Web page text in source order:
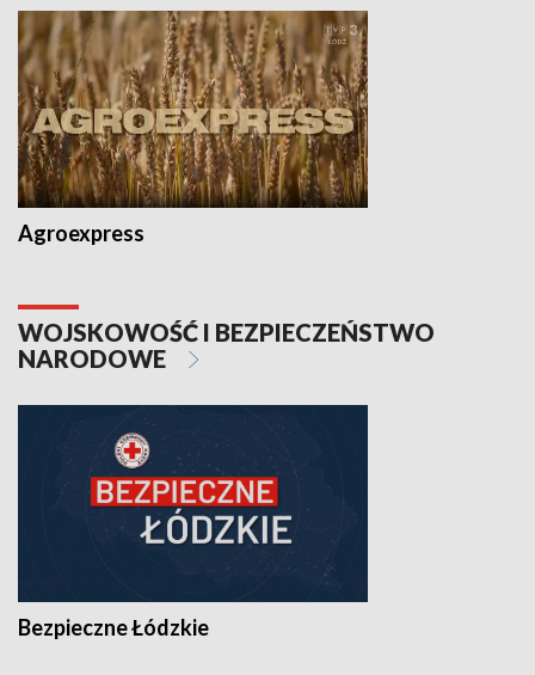
Agroexpress
WOJSKOWOŚĆ I BEZPIECZEŃSTWO
NARODOWE
Bezpieczne Łódzkie